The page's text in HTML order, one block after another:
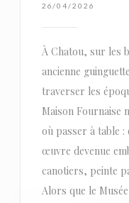
26/04/2026
À Chatou, sur les
ancienne
traverser les
Maison Fournaise
où passer à table :
œuvre devenue
canotiers, peinte
Alors que le